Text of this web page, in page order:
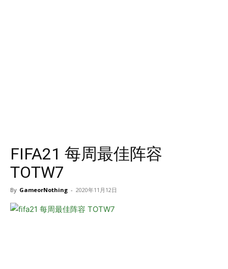
FIFA21 每周最佳阵容
TOTW7
By GameorNothing - 2020年11月12日